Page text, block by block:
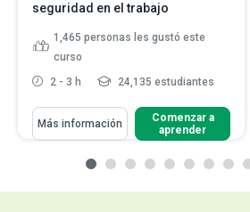
seguridad en el trabajo
1,465 personas les gustó este
curso
2 - 3 h
24,135 estudiantes
Más información
Comenzar a
aprender